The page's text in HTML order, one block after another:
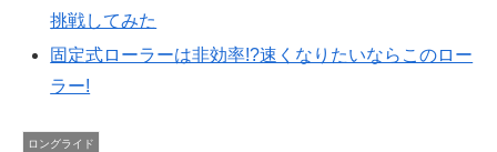
挑戦してみた
固定式ローラーは非効率!?速くなりたいならこのロー
ラー!
ロングライド